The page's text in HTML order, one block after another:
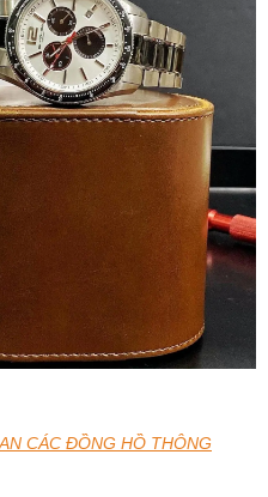
CÁC ĐỒNG HỒ THÔNG